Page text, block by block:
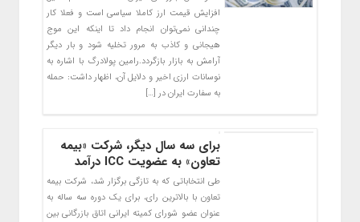
افزایش قیمت ارز کاملا سیاسی است و فعلا کار
چندانی نمی‌توان انجام داد تا اینکه این موج
هیجانی و کاذب به مرور تخلیه شود و بار دیگر
آرامش به بازار بازگردد.رامین پولادرگ با اشاره به
نوسانات ارزی اخیر و دلایل آن، اظهار داشت: حمله
به سفارت ایران در […]
برای سه سال دیگر، شرکت «بیمه
تعاون» به عضویت ICC درآمد
طی انتخاباتی که به تازگی برگزار شد، شرکت بیمه
تعاون با بالاترین رای، برای یک دوره سه ساله به
عنوان عضو شورای کمیته ایرانی اتاق بازرگانی بین